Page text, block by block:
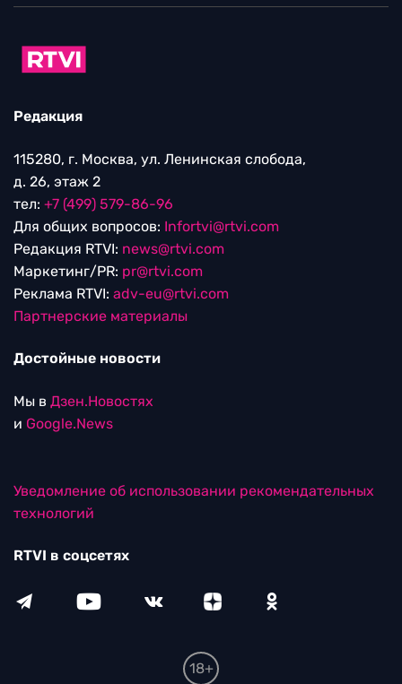
Редакция
115280, г. Москва, ул. Ленинская слобода,
д. 26, этаж 2
тел: +7 (499) 579-86-96
Для общих вопросов: Infortvi@rtvi.com
Редакция RTVI: news@rtvi.com
Маркетинг/PR: pr@rtvi.com
Реклама RTVI: adv-eu@rtvi.com
Партнерские материалы
Достойные новости
Мы в Дзен.Новостях
и Google.News
Уведомление об использовании рекомендательных
технологий
RTVI в соцсетях
18+